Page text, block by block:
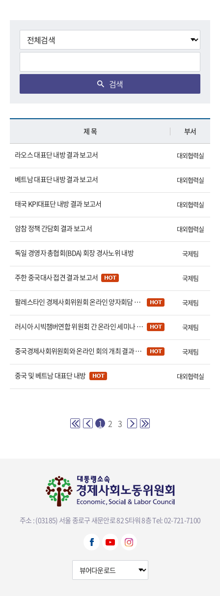
검색
제 목 부서
라오스 대표단 내방 결과 보고서 대외협력실
베트남 대표단 내방 결과 보고서 대외협력실
태국 KPI대표단 내방 결과 보고서 대외협력실
암참 정책 간담회 결과 보고서 대외협력실
독일 경영자 총협회(BDA) 회장 경사노위 내방 국제팀
주한 중국대사 접견 결과 보고서 국제팀
팔레스타인 경제사회위원회 온라인 양자회담 결과보고서 국제팀
러시아 시빅챔버연합 위원회 간 온라인 세미나 결과 보고서 국제팀
중국경제사회위원회와 온라인 회의 개최 결과 보고서 국제팀
중국 및 베트남 대표단 내방 대외협력실
1 2 3
주소 : (03185) 서울 종로구 새문안로 82 S타워 8층Tel: 02-721-7100
뷰어다운로드 선택